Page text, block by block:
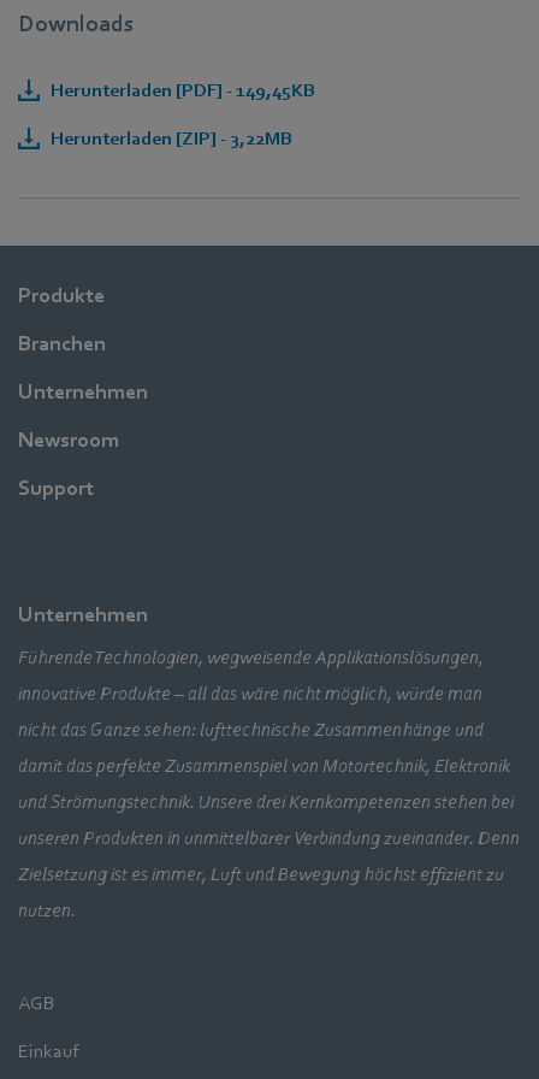
Downloads
Herunterladen [PDF] - 149,45KB
Herunterladen [ZIP] - 3,22MB
Produkte
Branchen
Unternehmen
Newsroom
Support
Unternehmen
Führende Technologien, wegweisende Applikationslösungen,
innovative Produkte – all das wäre nicht möglich, würde man
nicht das Ganze sehen: lufttechnische Zusammenhänge und
damit das perfekte Zusammenspiel von Motortechnik, Elektronik
und Strömungstechnik. Unsere drei Kernkompetenzen stehen bei
unseren Produkten in unmittelbarer Verbindung zueinander. Denn
Zielsetzung ist es immer, Luft und Bewegung höchst effizient zu
nutzen.
AGB
Einkauf